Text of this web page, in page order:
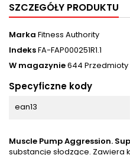
SZCZEGÓŁY PRODUKTU
Marka Fitness Authority
IndeksFA-FAP000251R1.1
W magazynie644 Przedmioty
Specyficzne kody
ean13
Muscle Pump Aggression.
substancje słodzące. Zawiera